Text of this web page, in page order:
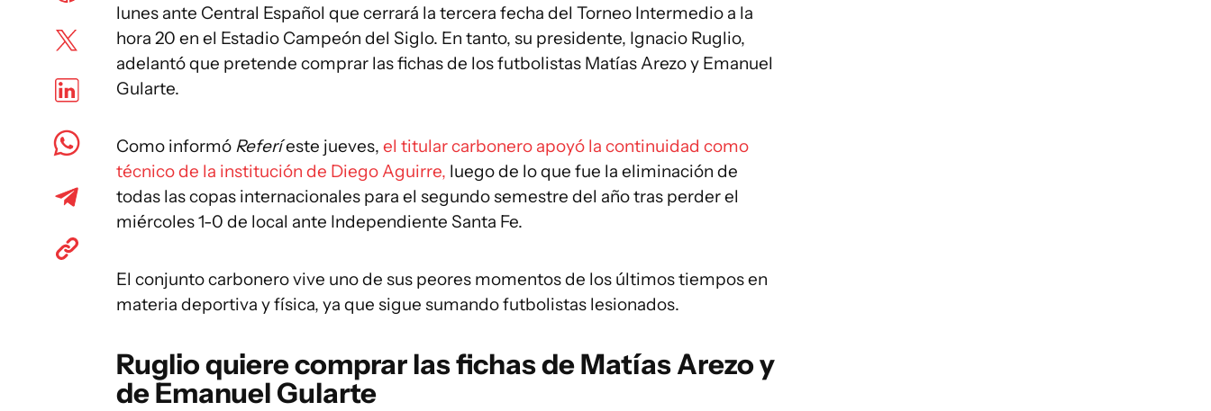
lunes ante Central Español que cerrará la tercera fecha del Torneo Intermedio a la
hora 20 en el Estadio Campeón del Siglo. En tanto, su presidente, Ignacio Ruglio,
adelantó que pretende comprar las fichas de los futbolistas Matías Arezo y Emanuel
Gularte.
Como informó Referíeste jueves, el titular carbonero apoyó la continuidad como
técnico de la institución de Diego Aguirre, luego de lo que fue la eliminación de
todas las copas internacionales para el segundo semestre del año tras perder el
miércoles 1-0 de local ante Independiente Santa Fe.
El conjunto carbonero vive uno de sus peores momentos de los últimos tiempos en
materia deportiva y física, ya que sigue sumando futbolistas lesionados.
Ruglio quiere comprar las fichas de Matías Arezo y
de Emanuel Gularte